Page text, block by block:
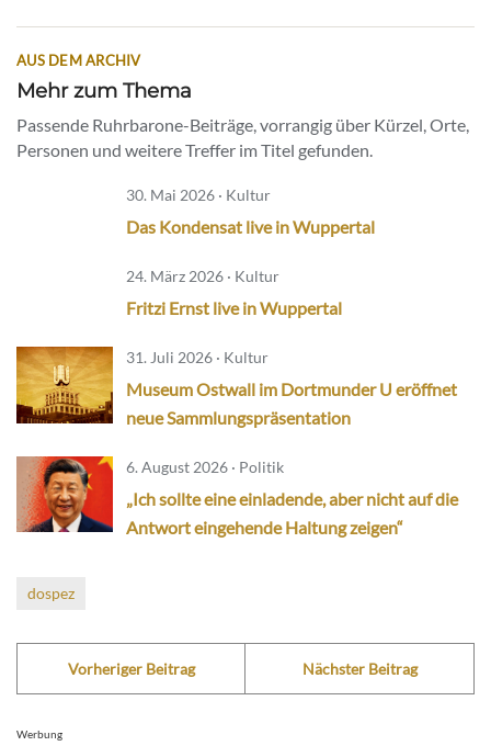
AUS DEM ARCHIV
Mehr zum Thema
Passende Ruhrbarone-Beiträge, vorrangig über Kürzel, Orte,
Personen und weitere Treffer im Titel gefunden.
30. Mai 2026 · Kultur
Das Kondensat live in Wuppertal
24. März 2026 · Kultur
Fritzi Ernst live in Wuppertal
31. Juli 2026 · Kultur
Museum Ostwall im Dortmunder U eröffnet
neue Sammlungspräsentation
6. August 2026 · Politik
„Ich sollte eine einladende, aber nicht auf die
Antwort eingehende Haltung zeigen“
dospez
Vorheriger Beitrag Nächster Beitrag
Werbung